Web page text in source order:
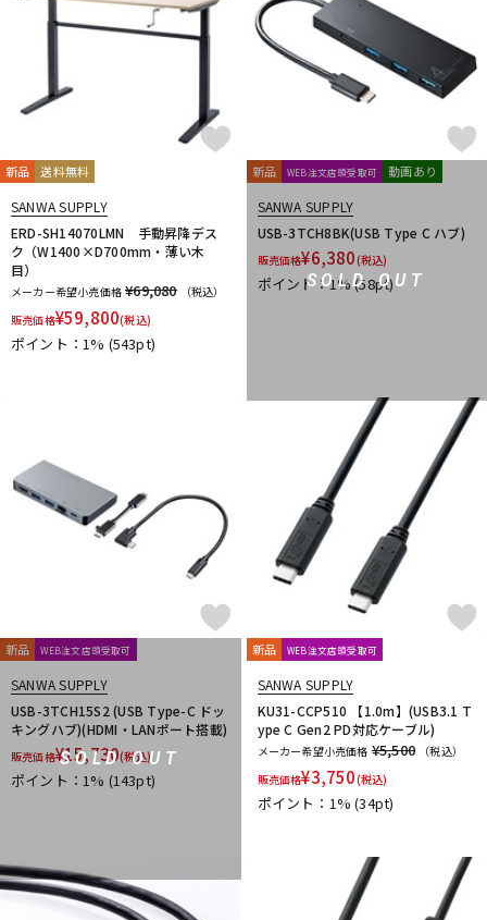
新品 送料無料
SANWA SUPPLY
ERD-SH14070LMN 手動昇降デス
ク（W1400×D700mm・薄い木
目）
メーカー希望小売価格 ¥69,080
（税込）
販売価格¥59,800(税込)
ポイント：1% (543pt)
SOLD OUT
新品 WEB注文店頭受取可 動画あり
SANWA SUPPLY
USB-3TCH8BK(USB Type C ハブ)
販売価格¥6,380(税込)
ポイント：1%(58pt)
SOLD OUT
新品 WEB注文店頭受取可
SANWA SUPPLY
USB-3TCH15S2 (USB Type-C ドッ
キングハブ)(HDMI・LANポート搭載)
販売価格¥15,730(税込)
ポイント：1% (143pt)
新品 WEB注文店頭受取可
SANWA SUPPLY
KU31-CCP510 【1.0m】(USB3.1 T
ype C Gen2 PD対応ケーブル)
メーカー希望小売価格 ¥5,500
（税込）
販売価格¥3,750(税込)
ポイント：1%(34pt)